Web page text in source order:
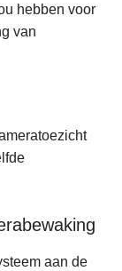
hebben voor
van
aan de